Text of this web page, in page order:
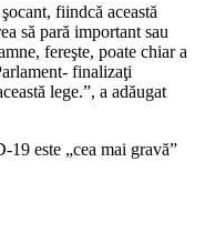
fiindcă această
să pară important sau
fereşte, poate chiar a
finalizaţi
lege.”, a adăugat
este „cea mai gravă”